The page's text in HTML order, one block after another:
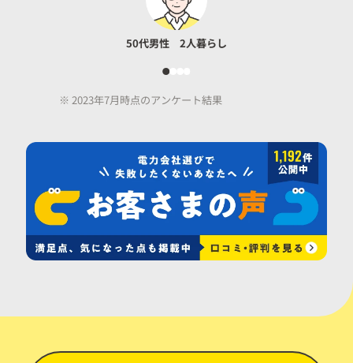
50代男性 2人暮らし
※ 2023年7月時点のアンケート結果